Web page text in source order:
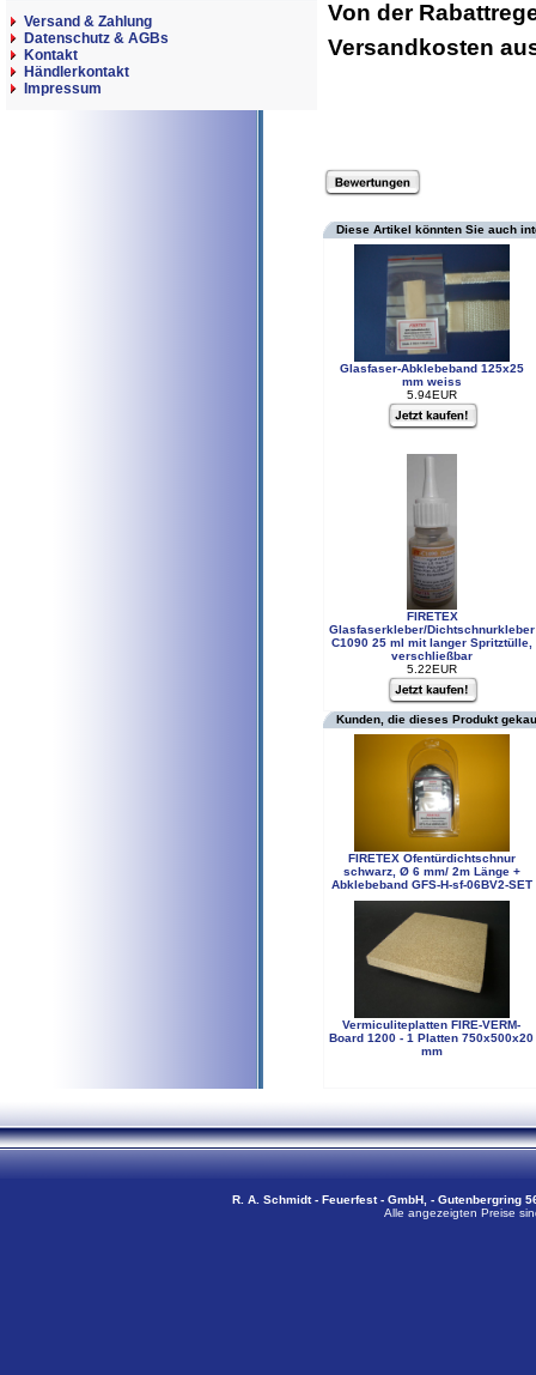
Versand & Zahlung
Datenschutz & AGBs
Kontakt
Händlerkontakt
Impressum
Von der
Versandkosten
Diese Artikel könnten Sie auch
Glasfaser-Abklebeband 125x25
mm weiss
5.94EUR
FIRETEX
Glasfaserkleber/Dichtschnurkleber
C1090 25 ml mit langer Spritztülle,
verschließbar
5.22EUR
Kunden, die dieses Produkt
FIRETEX Ofentürdichtschnur
schwarz, Ø 6 mm/ 2m Länge +
Abklebeband GFS-H-sf-06BV2-SET
Vermiculiteplatten FIRE-VERM-
Board 1200 - 1 Platten 750x500x20
mm
R. A. Schmidt - Feuerfest - GmbH, - Gutenbergring
Alle angezeigten Preise